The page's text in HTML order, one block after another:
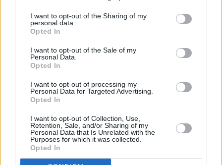
I want to opt-out of the Sharing of my
personal data.
Opted In
I want to opt-out of the Sale of my
Personal Data.
Opted In
I want to opt-out of processing my
Personal Data for Targeted Advertising.
Opted In
I want to opt-out of Collection, Use,
Retention, Sale, and/or Sharing of my
Personal Data that Is Unrelated with the
Purposes for which it was collected.
Opted In
dersom den tykner underveis.
Det blir godt det også! Husk da på å varme pannekakene
i forkant av at du stabler dem, så de blir helt myke før
Jeg bruker som sagt blåbærsyltetøyet som heter Wild
fantastisk smak, inneholder mye bær og er nokså tykt i
konsistensen, som er en fordel når man lager denne kaken.